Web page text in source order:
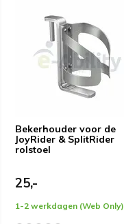
Bekerhouder voor de
JoyRider & SplitRider
rolstoel
25,-
1-2 werkdagen (Web Only)